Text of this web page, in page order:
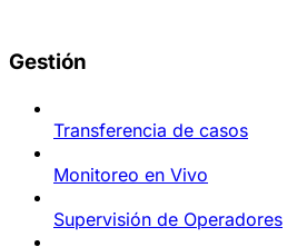
Gestión
Transferencia de casos
Monitoreo en Vivo
Supervisión de Operadores